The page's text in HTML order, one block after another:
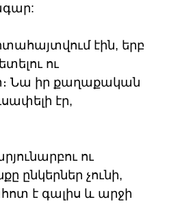
էին, երբ
ու
Նա իր քաղաքական
էր,
ու
ընկերներ չունի,
է գալիս և արջի